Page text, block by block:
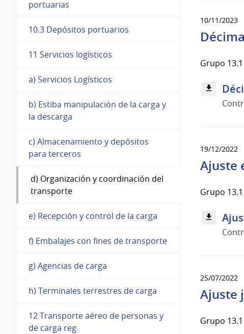
portuarias
10.3 Depósitos portuarios
11 Servicios logísticos
a) Servicios Logísticos
b) Estiba manipulación de la carga y
la descarga
c) Almacenamiento y depósitos
para terceros
d) Organización y coordinación del
transporte
e) Recepción y control de la carga
f) Embalajes con fines de transporte
g) Agencias de carga
h) Terminales terrestres de carga
12 Transporte aéreo de personas y
de carga reg
10/11/2023
Grupo
19/12/2022
Ajuste
Grupo
25/07/2022
Ajuste
Grupo